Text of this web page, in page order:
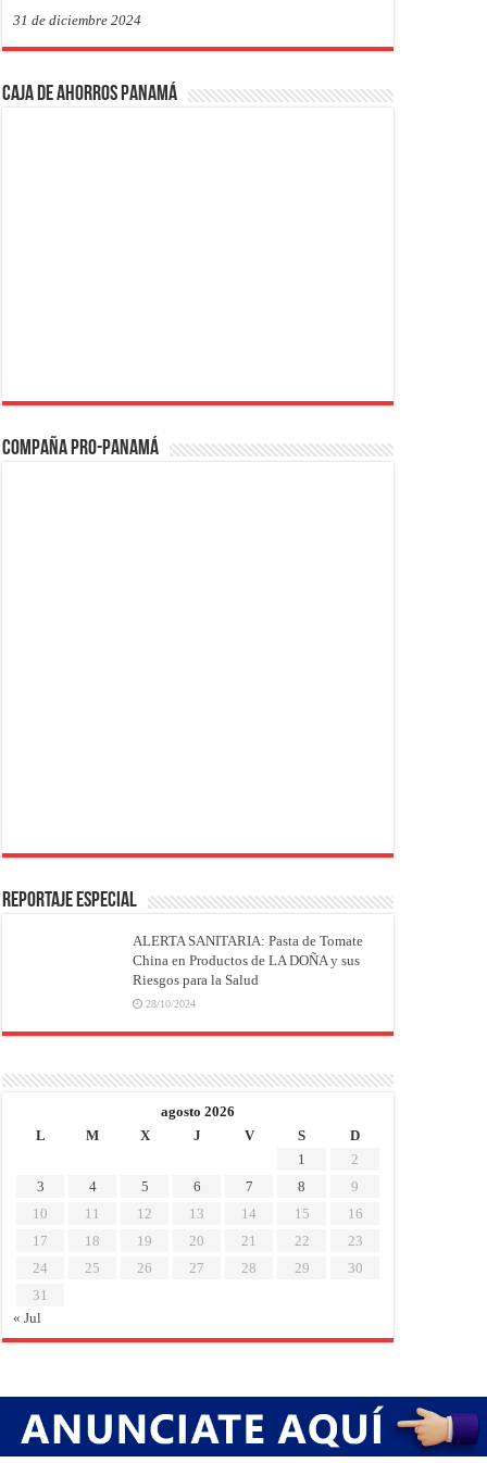
31 de diciembre 2024
Caja de Ahorros Panamá
Compaña PRO-Panamá
REPORTAJE ESPECIAL
ALERTA SANITARIA: Pasta de Tomate
China en Productos de LA DOÑA y sus
Riesgos para la Salud
28/10/2024
agosto 2026
L
M X J V S
D
1
2
3
4 5 6 7 8
9
10
11 12 13 14 15
16
17
18 19 20 21 22
23
24
25 26 27 28 29
30
31
« Jul